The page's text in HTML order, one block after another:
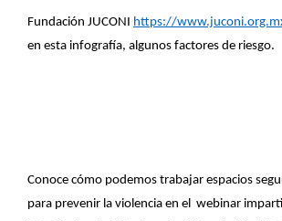
Fundación JUCONI https://
en esta infografía, algunos factores de riesgo.
Conoce cómo podemos trabajar espacios
para prevenir la violencia en el webinar